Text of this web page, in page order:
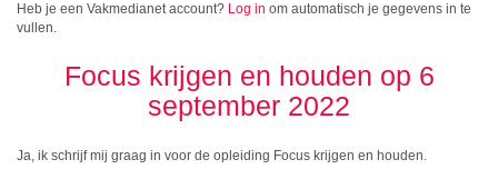
Heb je een Vakmedianet account? Log in om automatisch je gegevens in te
vullen.
Focus krijgen en houden op 6
september 2022
Ja, ik schrijf mij graag in voor de opleiding Focus krijgen en houden.